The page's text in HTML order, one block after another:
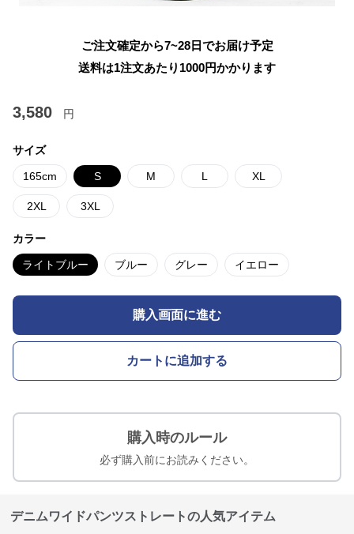
ご注文確定から7~28日でお届け予定
送料は1注文あたり 1000円かかります
3,580 円
サイズ
165cm S M L XL
2XL 3XL
カラー
ライトブルー ブルー グレー イエロー
購入画面に進む
カートに追加する
購入時のルール
必ず購入前にお読みください。
デニムワイドパンツストレートの人気アイテム